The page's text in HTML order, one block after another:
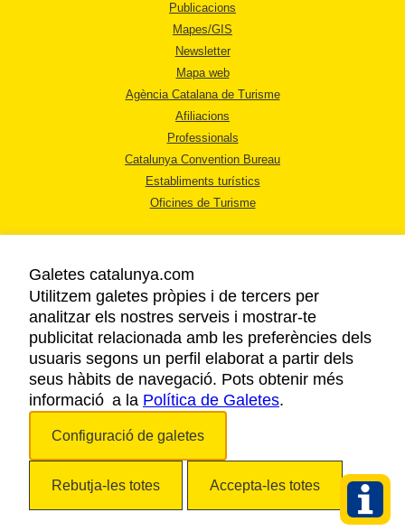
Publicacions
Mapes/GIS
Newsletter
Mapa web
Agència Catalana de Turisme
Afiliacions
Professionals
Catalunya Convention Bureau
Establiments turístics
Oficines de Turisme
AVÍS LEGAL
POLÍTICA DE PRIVACITAT
COOKIES
ACCESSIBILITAT
Galetes catalunya.com
Utilitzem galetes pròpies i de tercers per
analitzar els nostres serveis i mostrar-te
publicitat relacionada amb les preferències dels
usuaris segons un perfil elaborat a partir dels
seus hàbits de navegació. Pots obtenir més
informació a la Política de Galetes.
Configuració de galetes
Rebutja-les totes Accepta-les totes